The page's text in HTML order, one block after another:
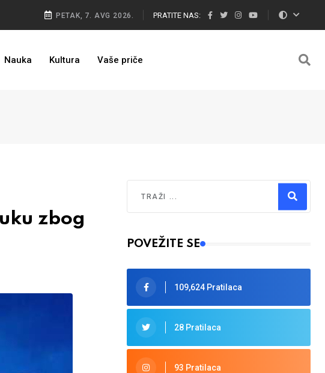
PETAK, 7. AVG 2026. PRATITE NAS:
Nauka Kultura Vaše priče
zbog
Type 2 or more characters for results.
POVEŽITE SE
109,624 Pratilaca
28 Pratilaca
93 Pratilaca